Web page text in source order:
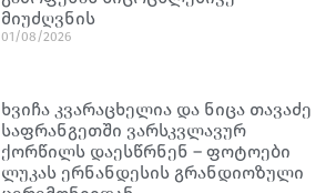
მიუძღვნის
01/08/2026
ხვიჩა კვარაცხელია და ნიცა თავაძე
საფრანგეთში ვარსკვლავურ
ქორწილს დაესწრნენ – ფოტოები
ლუკას ერნანდესის გრანდიოზული